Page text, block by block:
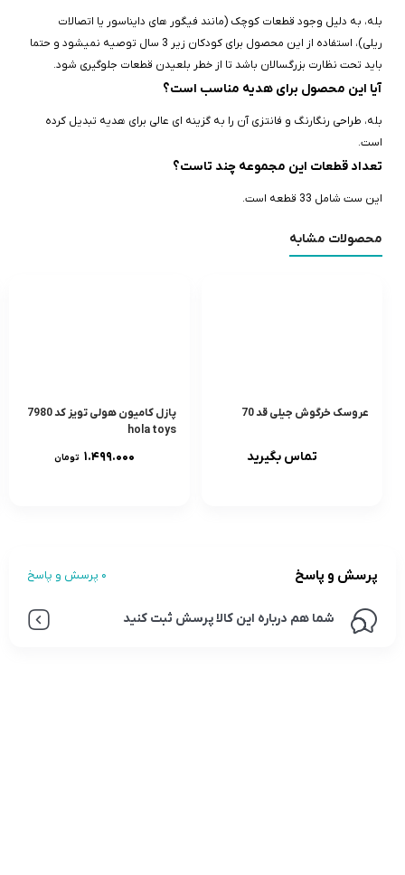
بله، به دلیل وجود قطعات کوچک (مانند فیگور های دایناسور یا اتصالات
ریلی)، استفاده از این محصول برای کودکان زیر 3 سال توصیه نمیشود و حتما
باید تحت نظارت بزرگسالان باشد تا از خطر بلعیدن قطعات جلوگیری شود.
آیا این محصول برای هدیه مناسب است؟
بله، طراحی رنگارنگ و فانتزی آن را به گزینه‌ ای عالی برای هدیه تبدیل کرده
است.
تعداد قطعات این مجموعه چند تاست؟
این ست شامل 33 قطعه است.
محصولات مشابه
عروسک خرگوش جیلی قد 70
تماس بگیرید
پازل کامیون هولی تویز کد 7980
hola toys
۱.۴۹۹.۰۰۰ تومان
پرسش و پاسخ 0 پرسش و پاسخ
شما هم درباره این کالا پرسش ثبت کنید